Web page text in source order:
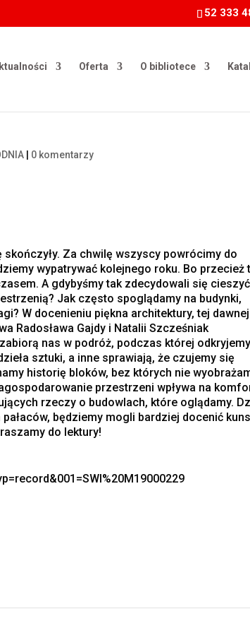
52 333
Oferta O bibliotece
0 komentarzy
Za chwilę wszyscy powrócimy do
wypatrywać kolejnego roku. Bo przecież
A gdybyśmy tak zdecydowali się cieszyć
Jak często spoglądamy na budynki,
W docenieniu piękna architektury, tej
Radosława Gajdy i Natalii Szcześniak
nas w podróż, podczas której
sztuki, a inne sprawiają, że czujemy się
historię bloków, bez których nie
przestrzeni wpływa na
rzeczy o budowlach, które oglądamy.
będziemy mogli bardziej docenić
do lektury!